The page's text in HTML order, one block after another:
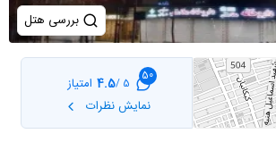
بررسی هتل
50
5 /
4.5 امتیاز
نمایش نظرات